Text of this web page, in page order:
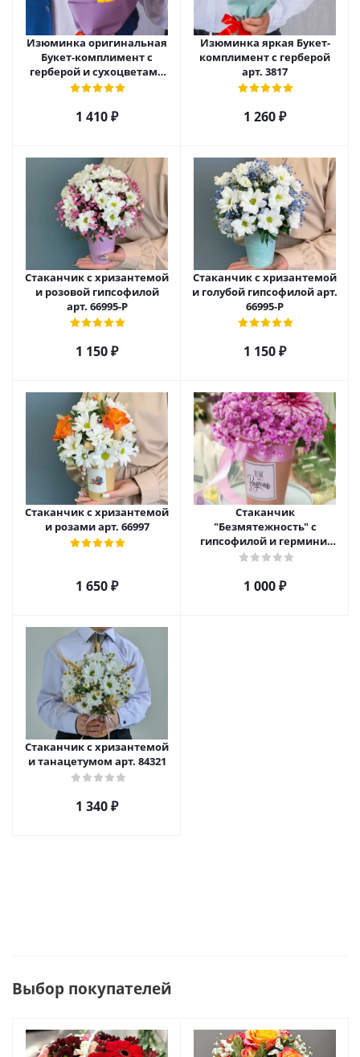
Изюминка оригинальная
Букет-комплимент с
герберой и сухоцветами
арт. 38174.
1 410₽
Изюминка яркая Букет-
комплимент с герберой
арт. 3817
1 260₽
Стаканчик с хризантемой
и розовой гипсофилой
арт. 66995-Р
1 150₽
Стаканчик с хризантемой
и голубой гипсофилой арт.
66995-Р
1 150₽
Стаканчик с хризантемой
и розами арт. 66997
1 650₽
Стаканчик
"Безмятежность" с
гипсофилой и гермини.
арт. 22455
1 000₽
Стаканчик с хризантемой
и танацетумом арт. 84321
1 340₽
Выбор покупателей